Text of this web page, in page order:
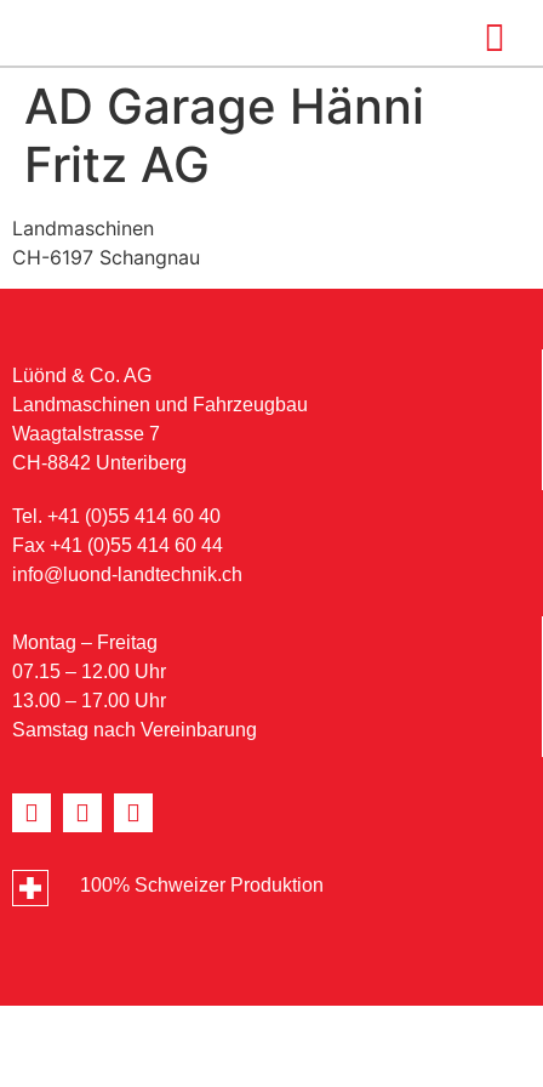
AD Garage Hänni
Fritz AG
Landmaschinen
CH-6197 Schangnau
Lüönd & Co. AG
Landmaschinen und Fahrzeugbau
Waagtalstrasse 7
CH-8842 Unteriberg
Tel. +41 (0)55 414 60 40
Fax +41 (0)55 414 60 44
info@luond-landtechnik.ch
Montag – Freitag
07.15 – 12.00 Uhr
13.00 – 17.00 Uhr
Samstag nach Vereinbarung
100% Schweizer Produktion